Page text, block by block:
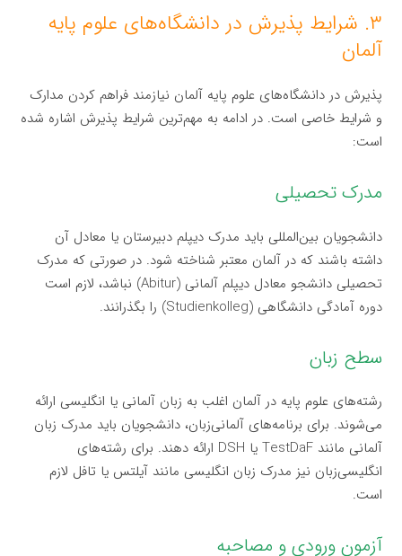
۳. شرایط پذیرش در دانشگاه‌های علوم پایه
آلمان
پذیرش در دانشگاه‌های علوم پایه آلمان نیازمند فراهم کردن مدارک
و شرایط خاصی است. در ادامه به مهم‌ترین شرایط پذیرش اشاره شده
است:
مدرک تحصیلی
دانشجویان بین‌المللی باید مدرک دیپلم دبیرستان یا معادل آن
داشته باشند که در آلمان معتبر شناخته شود. در صورتی که مدرک
تحصیلی دانشجو معادل دیپلم آلمانی (Abitur) نباشد، لازم است
دوره آمادگی دانشگاهی (Studienkolleg) را بگذرانند.
سطح زبان
رشته‌های علوم پایه در آلمان اغلب به زبان آلمانی یا انگلیسی ارائه
می‌شوند. برای برنامه‌های آلمانی‌زبان، دانشجویان باید مدرک زبان
آلمانی مانند TestDaF یا DSH ارائه دهند. برای رشته‌های
انگلیسی‌زبان نیز مدرک زبان انگلیسی مانند آیلتس یا تافل لازم
است.
آزمون ورودی و مصاحبه